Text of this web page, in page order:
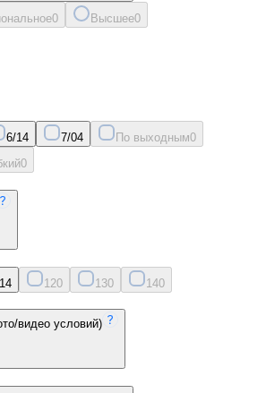
0 Высшее0
6/14 7/04 По выходным0
0
4 120 130 140
видео условий)